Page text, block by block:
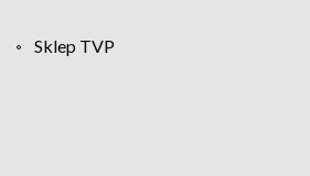
Sklep TVP